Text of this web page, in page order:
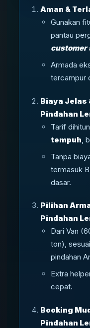
Aman &
Gunakan
pantau
customer
Armada
tercampur
Biaya Jelas
Pindahan
Tarif
tempuh ,
Tanpa
termasuk
dasar.
Pilihan
Pindahan
Dari Van
ton),
pindahan
Extra
cepat.
Booking
Pindahan